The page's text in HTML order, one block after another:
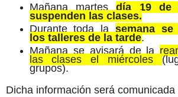
Mañana martesdía 19 de
suspenden las clases.
Durante toda la semana se
los talleres de la tarde.
Mañana se avisará de la
las clases el miércoles
grupos).
Dicha información será